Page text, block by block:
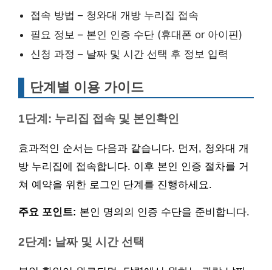
접속 방법 – 청와대 개방 누리집 접속
필요 정보 – 본인 인증 수단 (휴대폰 or 아이핀)
신청 과정 – 날짜 및 시간 선택 후 정보 입력
단계별 이용 가이드
1단계: 누리집 접속 및 본인확인
효과적인 순서는 다음과 같습니다. 먼저, 청와대 개
방 누리집에 접속합니다. 이후 본인 인증 절차를 거
쳐 예약을 위한 로그인 단계를 진행하세요.
주요 포인트: 본인 명의의 인증 수단을 준비합니다.
2단계: 날짜 및 시간 선택